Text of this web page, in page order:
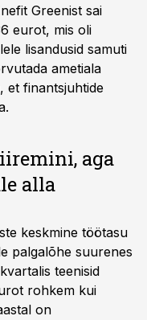
Greenist sai
eurot, mis oli
lisandusid samuti
ametiala
et finantsjuhtide
aga
alla
keskmine töötasu
palgalõhe suurenes
teenisid
rohkem kui
on